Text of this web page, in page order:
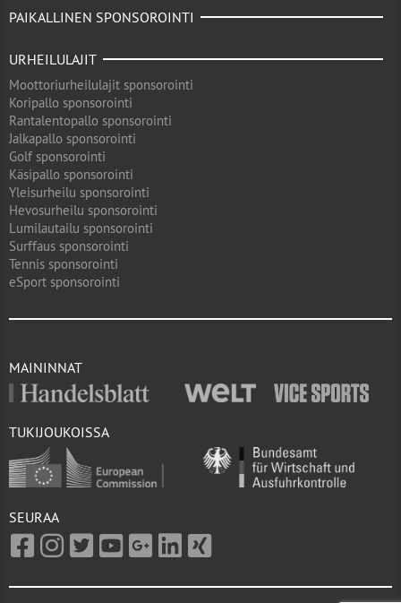
PAIKALLINEN SPONSOROINTI
URHEILULAJIT
Moottoriurheilulajit sponsorointi
Koripallo sponsorointi
Rantalentopallo sponsorointi
Jalkapallo sponsorointi
Golf sponsorointi
Käsipallo sponsorointi
Yleisurheilu sponsorointi
Hevosurheilu sponsorointi
Lumilautailu sponsorointi
Surffaus sponsorointi
Tennis sponsorointi
eSport sponsorointi
MAININNAT
TUKIJOUKOISSA
SEURAA